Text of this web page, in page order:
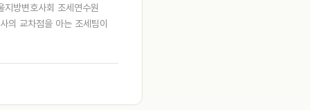
방변호사회 조세연수원
의 교차점을 아는 조세팀이